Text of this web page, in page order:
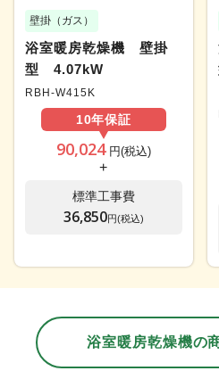
壁掛（ガス）
浴室暖房乾燥機 壁掛
型 4.07kW
RBH-W415K
10年保証
90,024円(税込)
+
標準工事費
36,850円(税込)
浴室暖房乾燥機の